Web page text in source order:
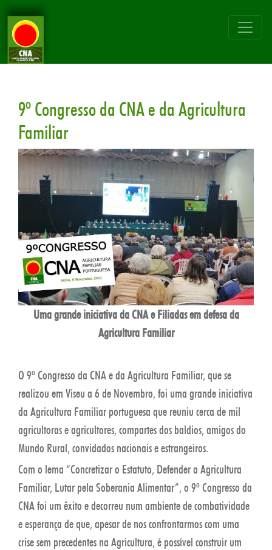
9º Congresso da CNA e da Agricultura
Familiar
Uma grande iniciativa da CNA e Filiadas em defesa da
Agricultura Familiar
O 9º Congresso da CNA e da Agricultura Familiar, que se
realizou em Viseu a 6 de Novembro, foi uma grande iniciativa
da Agricultura Familiar portuguesa que reuniu cerca de mil
agricultoras e agricultores, compartes dos baldios, amigos do
Mundo Rural, convidados nacionais e estrangeiros.
Com o lema “Concretizar o Estatuto, Defender a Agricultura
Familiar, Lutar pela Soberania Alimentar”, o 9º Congresso da
CNA foi um êxito e decorreu num ambiente de combatividade
e esperança de que, apesar de nos confrontarmos com uma
crise sem precedentes na Agricultura, é possível construir um